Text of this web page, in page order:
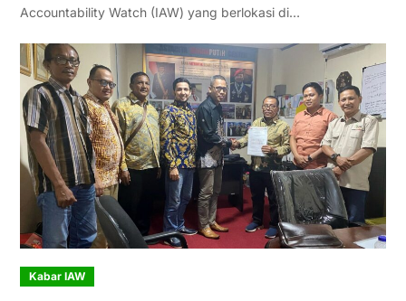
Accountability Watch (IAW) yang berlokasi di…
Kabar IAW